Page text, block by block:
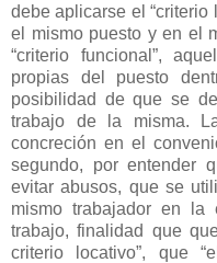
debe aplicarse el “criterio
el mismo puesto y en el
“criterio funcional”,
propias del puesto
posibilidad de que se
trabajo de la misma.
concreción en el
segundo, por entender
evitar abusos, que se
mismo trabajador en la
trabajo, finalidad que
criterio locativo”, que